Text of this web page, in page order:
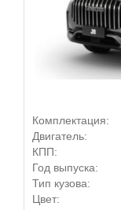
Комплектация:
Двигатель:
КПП:
Год выпуска:
Тип кузова:
Цвет: